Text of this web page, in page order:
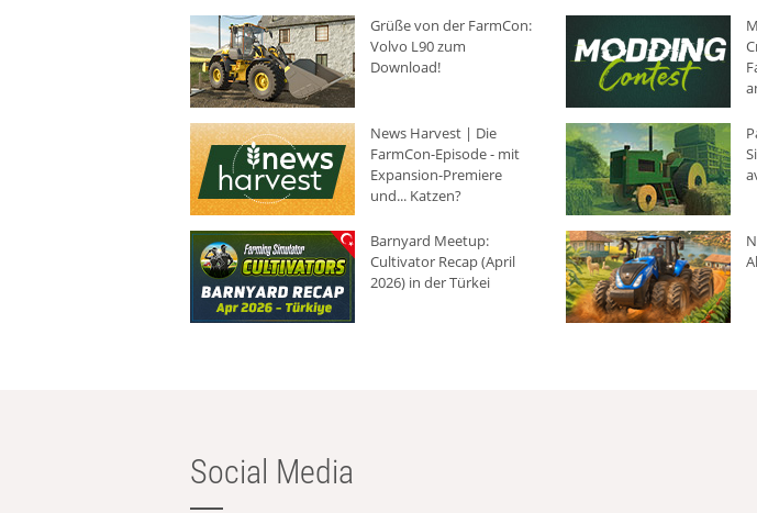
Grüße von der FarmCon:
Volvo L90 zum
Download!
News Harvest | Die
FarmCon-Episode - mit
Expansion-Premiere
und... Katzen?
Barnyard Meetup:
Cultivator Recap (April
2026) in der Türkei
Social Media